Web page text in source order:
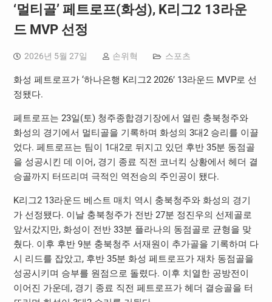
‘멀티골’ 페트로프(화성), K리그2 13라운
드 MVP 선정
2026년 5월 27일 손위혁 스포츠
화성 페트로프가 ‘하나은행 K리그2 2026’ 13라운드 MVP로 선
정됐다.
페트로프는 23일(토) 청주종합경기장에서 열린 충북청주와
화성의 경기에서 멀티골을 기록하며 화성의 3대2 승리를 이끌
었다. 페트로프는 팀이 1대2로 뒤지고 있던 후반 35분 동점골
을 성공시킨 데 이어, 경기 종료 직전 코너킥 상황에서 헤더 결
승골까지 터뜨리며 극적인 역전승의 주인공이 됐다.
K리그2 13라운드 베스트 매치 역시 충북청주와 화성의 경기
가 선정됐다. 이날 충북청주가 전반 27분 정진우의 선제골로
앞서갔지만, 화성이 전반 33분 플라나의 동점골로 균형을 맞
췄다. 이후 후반 9분 충북청주 서재원이 추가골을 기록하며 다
시 리드를 잡았고, 후반 35분 화성 페트로프가 재차 동점골을
성공시키며 승부를 원점으로 돌렸다. 이후 치열한 공방전이
이어진 가운데, 경기 종료 직전 페트로프가 헤더 결승골을 터